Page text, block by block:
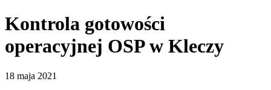
Kontrola gotowości
operacyjnej OSP w Kleczy
18 maja 2021